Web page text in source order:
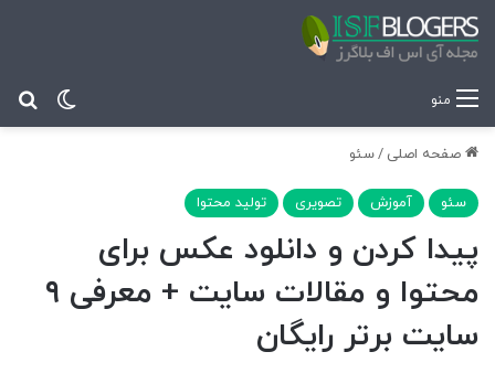
تغییر منو
صفحه اصلی /سئو
سئو آموزش تصویری تولید محتوا
پیدا کردن و دانلود عکس برای
محتوا و مقالات سایت + معرفی ٩
سایت برتر رایگان